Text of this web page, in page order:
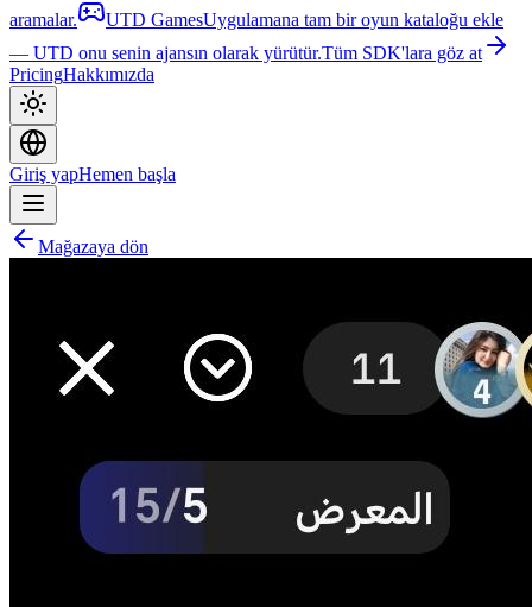
aramalar.
UTD GamesUygulamana tam bir oyun kataloğu ekle
— UTD onu senin ajansın olarak yürütür.Tüm SDK'lara göz at
PricingHakkımızda
Giriş yapHemen başla
Mağazaya dön